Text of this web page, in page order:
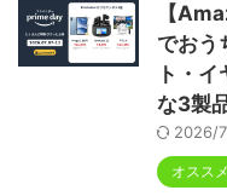
【
でおう
ト・
な3製
2026/
オスス